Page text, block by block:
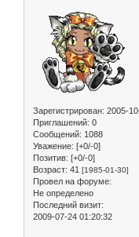
Зарегистрирован: 2005-
Приглашений: 0
Сообщений: 1088
Уважение: [+0/-0]
Позитив: [+0/-0]
Возраст: 41 [1985-01-30]
Провел на форуме:
Не определено
Последний визит:
2009-07-24 01:20:32